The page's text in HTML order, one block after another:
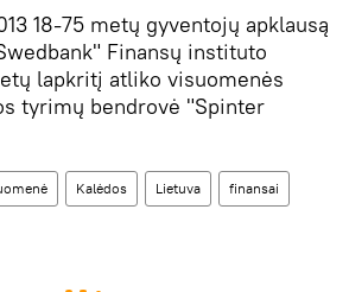
18-75 metų gyventojų apklausą
Finansų instituto
lapkritį atliko visuomenės
tyrimų bendrovė "Spinter
Kalėdos Lietuva finansai